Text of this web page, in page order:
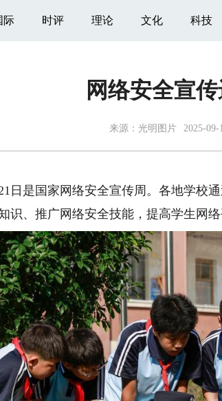
际 时评 理论 文化 科技
网络安全宣
来源：光明图片 2025-09-
是国家网络安全宣传周。各地学校
识、推广网络安全技能，提高学生网